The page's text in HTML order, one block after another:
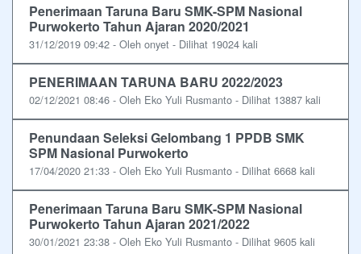
Penerimaan Taruna Baru SMK-SPM Nasional
Purwokerto Tahun Ajaran 2020/2021
31/12/2019 09:42 - Oleh onyet - Dilihat 19024 kali
PENERIMAAN TARUNA BARU 2022/2023
02/12/2021 08:46 - Oleh Eko Yuli Rusmanto - Dilihat 13887 kali
Penundaan Seleksi Gelombang 1 PPDB SMK
SPM Nasional Purwokerto
17/04/2020 21:33 - Oleh Eko Yuli Rusmanto - Dilihat 6668 kali
Penerimaan Taruna Baru SMK-SPM Nasional
Purwokerto Tahun Ajaran 2021/2022
30/01/2021 23:38 - Oleh Eko Yuli Rusmanto - Dilihat 9605 kali